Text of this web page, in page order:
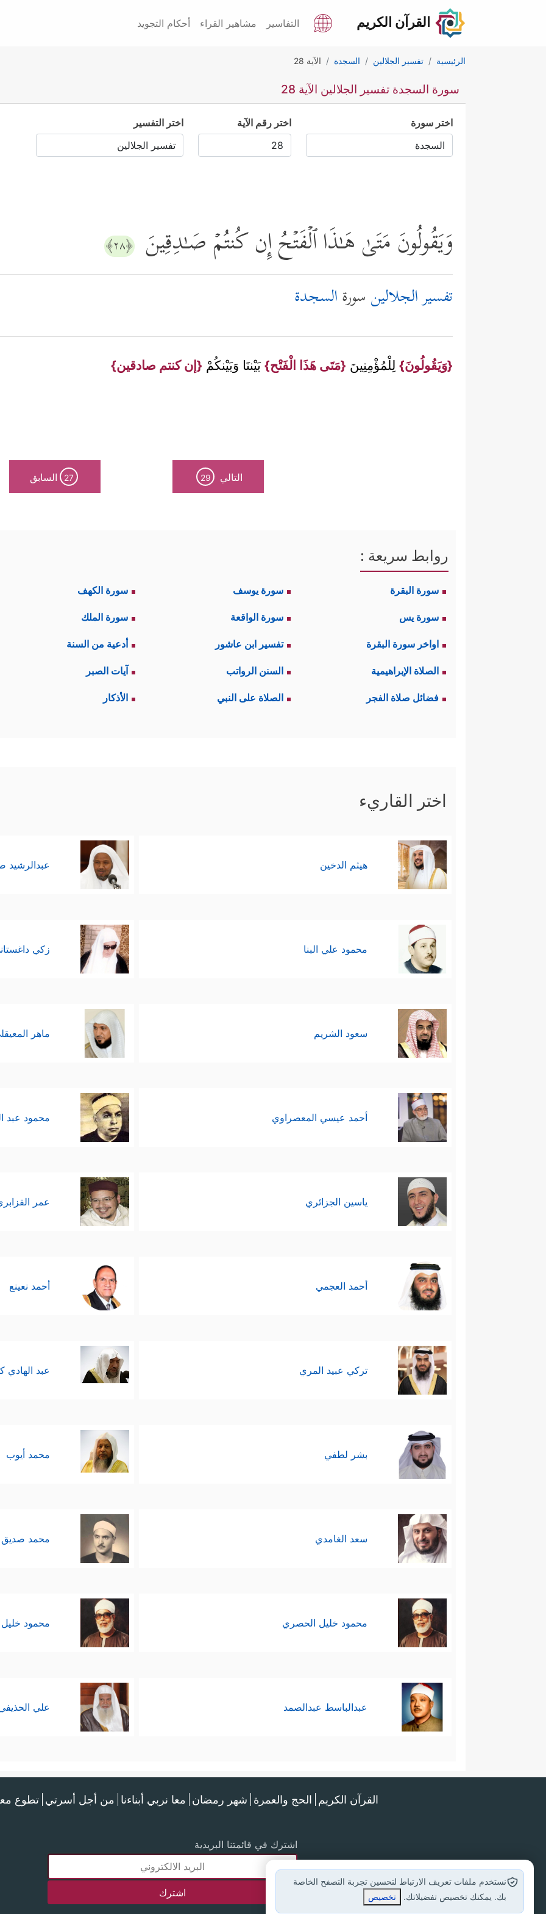
القرآن الكريم التفاسير مشاهير القراء أحكام التجويد
الرئيسية تفسير الجلالين السجدة الآية 28
سورة السجدة تفسير الجلالين الآية 28
اختر سورة اختر رقم الآية اختر التفسير
وَیَقُولُونَ مَتَىٰ هَـٰذَا ٱلۡفَتۡحُ إِن كُنتُمۡ صَـٰدِقِینَ ﴿٢٨﴾
تفسير الجلالين سورةالسجدة
{وَيَقُولُونَ} لِلْمُؤْمِنِينَ {مَتَى هَذَا الْفَتْح} بَيْننَا وَبَيْنكُمْ {إن كنتم صادقين}
التالي 29
27 السابق
روابط سريعة :
سورة البقرة سورة يوسف سورة الكهف
سورة يس سورة الواقعة سورة الملك
اواخر سورة البقرة تفسير ابن عاشور أدعية من السنة
الصلاة الإبراهيمية السنن الرواتب آيات الصبر
فضائل صلاة الفجر الصلاة على النبي الأذكار
اختر القاريء
هيثم الدخين عبدالرشيد
محمود علي البنا زكي
سعود الشريم ماهر
أحمد عيسي المعصراوي محمود عبد
ياسين الجزائري عمر
أحمد العجمي أحمد نعينع
تركي عبيد المري عبد الهادي
بشر لطفي محمد أيوب
سعد الغامدي محمد صديق
محمود خليل الحصري محمود
عبدالباسط عبدالصمد علي
القرآن الكريم الحج والعمرة شهر رمضان معا نربي أبناءنا من أجل أسرتي تطوع
اشترك في قائمتنا البريدية
نستخدم ملفات تعريف الارتباط لتحسين تجربة التصفح الخاصة
بك. يمكنك تخصيص تفضيلاتك.
تخصيص